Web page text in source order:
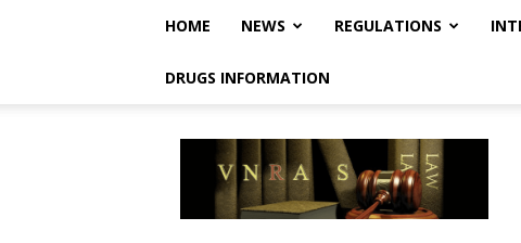
HOME NEWS REGULATIONS
DRUGS INFORMATION
Vietnam
Regulatory
Affairs
Society